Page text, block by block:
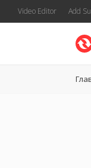
Video Editor Add